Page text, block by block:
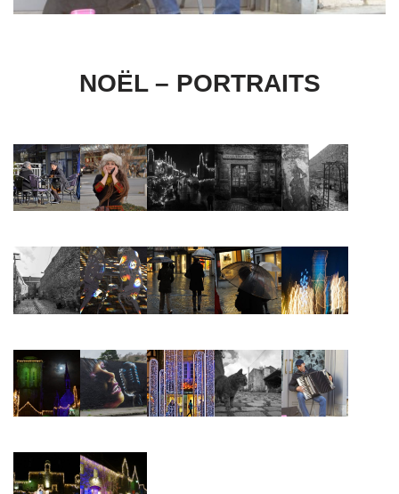
NOËL – PORTRAITS